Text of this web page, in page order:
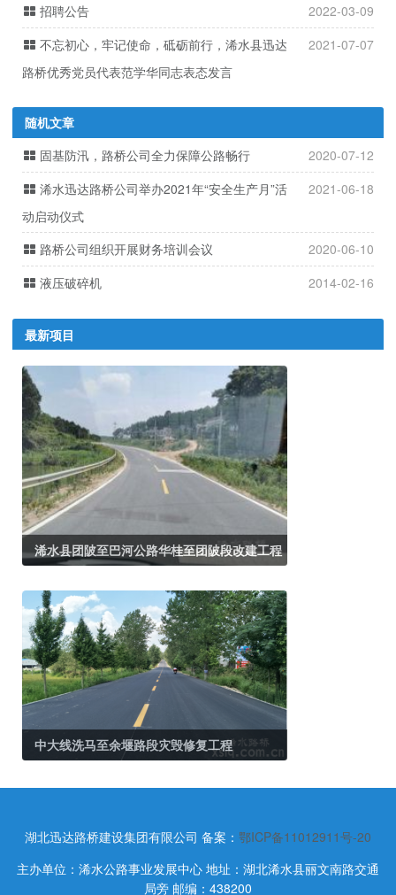
2022-03-09
招聘公告
2021-07-07
不忘初心，牢记使命，砥砺前行，浠水县迅达
路桥优秀党员代表范学华同志表态发言
随机文章
2020-07-12
固基防汛，路桥公司全力保障公路畅行
2021-06-18
浠水迅达路桥公司举办2021年“安全生产月”活
动启动仪式
2020-06-10
路桥公司组织开展财务培训会议
2014-02-16
液压破碎机
最新项目
浠水县团陂至巴河公路华桂至团陂段改建工程
中大线洗马至余堰路段灾毁修复工程
湖北迅达路桥建设集团有限公司 备案： 鄂ICP备11012911号-20
主办单位：浠水公路事业发展中心 地址：湖北浠水县丽文南路交通
局旁 邮编：438200